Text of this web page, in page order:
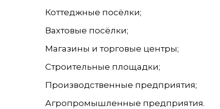
Коттеджные посёлки;
Вахтовые посёлки;
Магазины и торговые центры;
Строительные площадки;
Производственные предприятия;
Агропромышленные предприятия.